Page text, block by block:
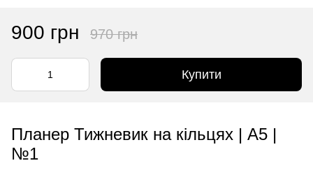
900 грн 970 грн
Купити
Планер Тижневик на кільцях | А5 |
№1